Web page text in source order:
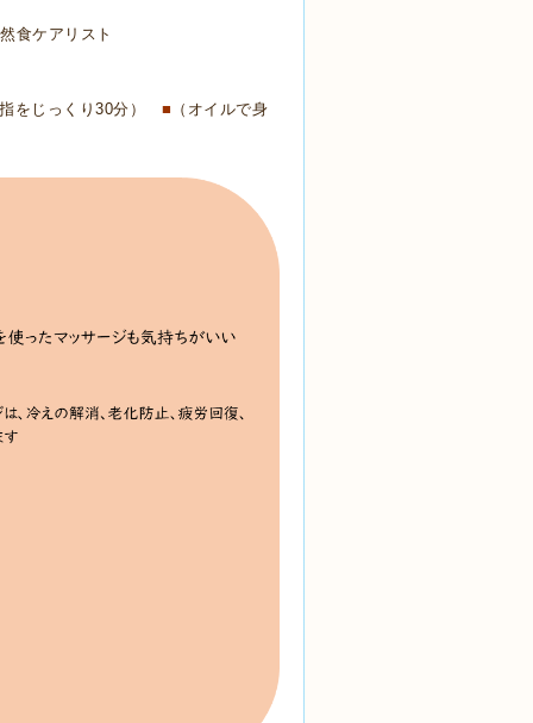
食ケアリスト
をじっくり30分） ■ （オイルで身